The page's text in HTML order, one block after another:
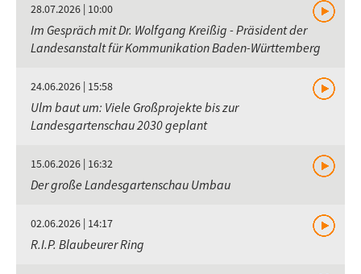
28.07.2026 | 10:00
Im Gespräch mit Dr. Wolfgang Kreißig - Präsident der
Landesanstalt für Kommunikation Baden-Württemberg
24.06.2026 | 15:58
Ulm baut um: Viele Großprojekte bis zur
Landesgartenschau 2030 geplant
15.06.2026 | 16:32
Der große Landesgartenschau Umbau
02.06.2026 | 14:17
R.I.P. Blaubeurer Ring